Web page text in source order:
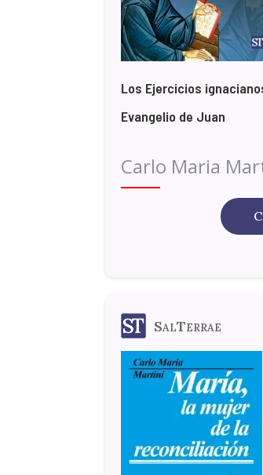
Los Ejercicios
Evangelio de Juan
Carlo Maria
SalTerrae